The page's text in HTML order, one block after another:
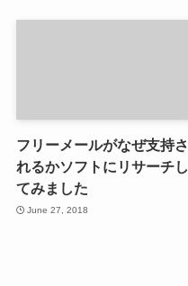
フリーメールがなぜ支持さ
れるかソフトにリサーチし
てみました
June 27, 2018